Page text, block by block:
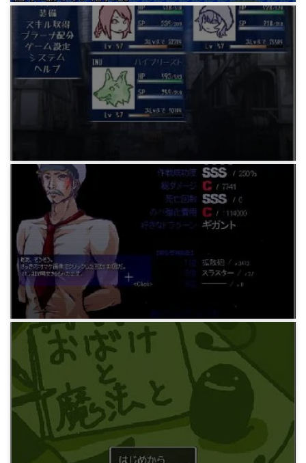
ゲーム
週末elona 神様これくしょん
ゲーム
ゲーム
ウディコンのゲームをいくつか
12年前